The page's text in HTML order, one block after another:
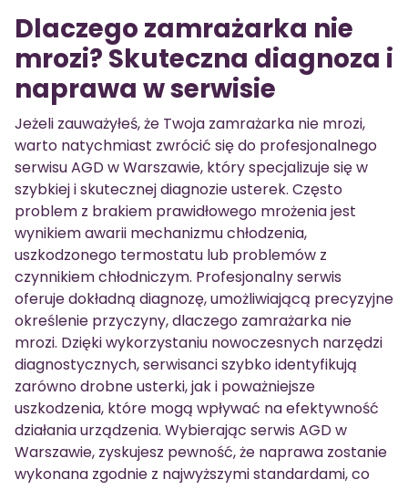
Dlaczego zamrażarka nie
mrozi? Skuteczna diagnoza i
naprawa w serwisie
Jeżeli zauważyłeś, że Twoja zamrażarka nie mrozi,
warto natychmiast zwrócić się do profesjonalnego
serwisu AGD w Warszawie, który specjalizuje się w
szybkiej i skutecznej diagnozie usterek. Często
problem z brakiem prawidłowego mrożenia jest
wynikiem awarii mechanizmu chłodzenia,
uszkodzonego termostatu lub problemów z
czynnikiem chłodniczym. Profesjonalny serwis
oferuje dokładną diagnozę, umożliwiającą precyzyjne
określenie przyczyny, dlaczego zamrażarka nie
mrozi. Dzięki wykorzystaniu nowoczesnych narzędzi
diagnostycznych, serwisanci szybko identyfikują
zarówno drobne usterki, jak i poważniejsze
uszkodzenia, które mogą wpływać na efektywność
działania urządzenia. Wybierając serwis AGD w
Warszawie, zyskujesz pewność, że naprawa zostanie
wykonana zgodnie z najwyższymi standardami, co